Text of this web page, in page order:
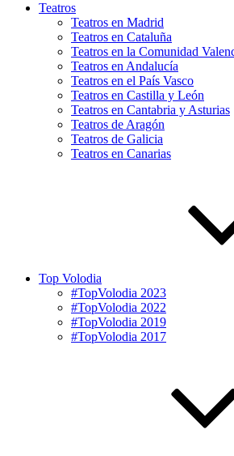
Teatros
Teatros en Madrid
Teatros en Cataluña
Teatros en la Comunidad
Teatros en Andalucía
Teatros en el País Vasco
Teatros en Castilla y León
Teatros en Cantabria y Asturias
Teatros de Aragón
Teatros de Galicia
Teatros en Canarias
Top Volodia
#TopVolodia 2023
#TopVolodia 2022
#TopVolodia 2019
#TopVolodia 2017